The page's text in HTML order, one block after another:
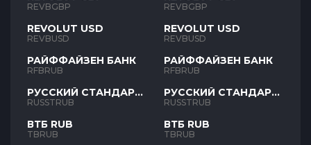
REVBGBP
REVOLUT USD
REVBUSD
РАЙФФАЙЗЕН БАНК
RFBRUB
РУССКИЙ СТАНДАРТ
RUB
RUSSTRUB
ВТБ RUB
TBRUB
REVBGBP
REVOLUT USD
REVBUSD
РАЙФФАЙЗЕН БАНК
RFBRUB
РУССКИЙ СТАНДАРТ
RUB
RUSSTRUB
ВТБ RUB
TBRUB